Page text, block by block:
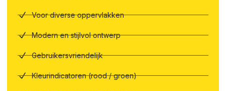
Voor diverse oppervlakken
Modern en stijlvol ontwerp
Gebruikersvriendelijk
Kleurindicatoren (rood / groen)